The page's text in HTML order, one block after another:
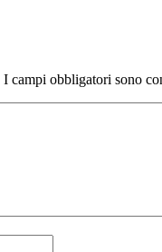
I campi obbligatori sono